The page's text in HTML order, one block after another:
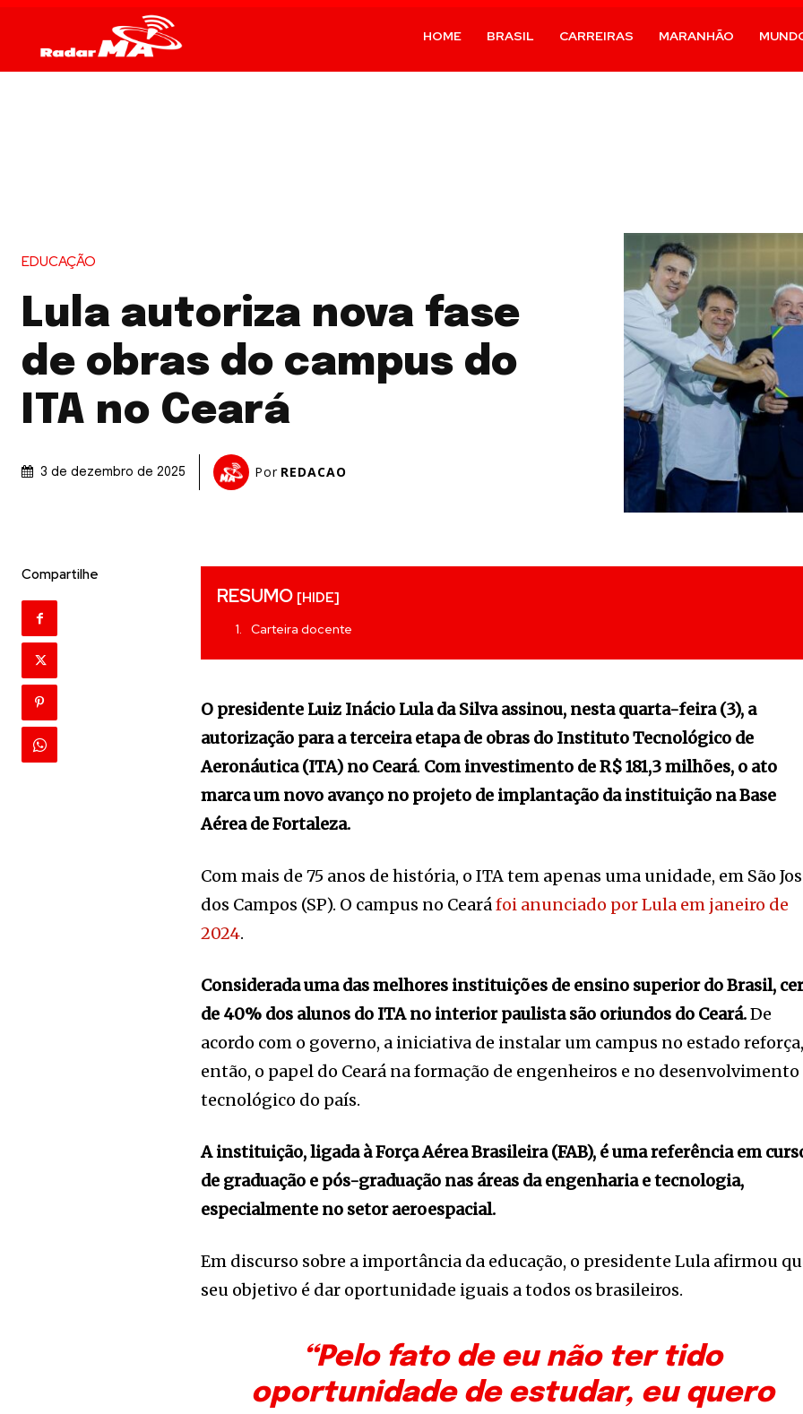
HOME BRASIL CARREIRAS MARANHÃO
EDUCAÇÃO
Lula autoriza nova fase
de obras do campus do
ITA no Ceará
3 de dezembro de 2025 Por REDACAO
Compartilhe
RESUMO [HIDE]
Carteira docente
O presidente Luiz Inácio Lula da Silva assinou, nesta quarta-feira (3), a
autorização para a terceira etapa de obras do Instituto Tecnológico de
Aeronáutica (ITA) no Ceará. Com investimento de R$ 181,3 milhões, o ato
marca um novo avanço no projeto de implantação da instituição na Base
Aérea de Fortaleza.
Com mais de 75 anos de história, o ITA tem apenas uma unidade, em São
dos Campos (SP). O campus no Cearáfoi anunciado por Lula em janeiro de
2024.
Considerada uma das melhores instituições de ensino superior do Brasil,
de 40% dos alunos do ITA no interior paulista são oriundos do Ceará.De
acordo com o governo, a iniciativa de instalar um campus no estado reforça,
então, o papel do Ceará na formação de engenheiros e no desenvolvimento
tecnológico do país.
A instituição, ligada à Força Aérea Brasileira (FAB), é uma referência em
de graduação e pós-graduação nas áreas da engenharia e tecnologia,
especialmente no setor aeroespacial.
Em discurso sobre a importância da educação, o presidente Lula afirmou
seu objetivo é dar oportunidade iguais a todos os brasileiros.
“Pelo fato de eu não ter tido
oportunidade de estudar, eu quero